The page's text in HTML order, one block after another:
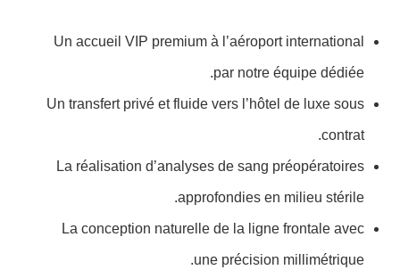
Un accueil VIP premium à l’aéroport international
par notre équipe dédiée.
Un transfert privé et fluide vers l’hôtel de luxe sous
contrat.
La réalisation d’analyses de sang préopératoires
approfondies en milieu stérile.
La conception naturelle de la ligne frontale avec
une précision millimétrique.